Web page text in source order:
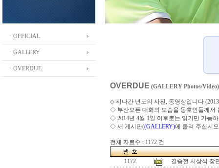
ㆍOFFICIAL
ㆍGALLERY
ㆍOVERDUE
OVERDUE (GALLERY Photos/Video)
◇ 지나간 년도의 사진, 동영상입니다
◇ 부산오픈 대회의 모습을 동호인들께서
◇ 2014년 4월 1일 이후로는 읽기만 가능
◇ 새 게시판((GALLERY)에 올려 주십시오
전체 자료수 : 1172 건
1172
결승전 시상식 장